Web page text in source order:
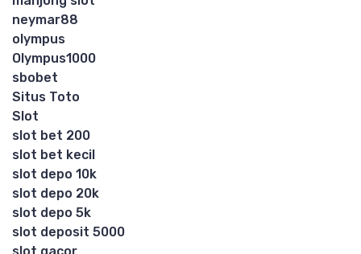
neymar88
olympus
Olympus1000
sbobet
Situs Toto
Slot
slot bet 200
slot bet kecil
slot depo 10k
slot depo 20k
slot depo 5k
slot deposit 5000